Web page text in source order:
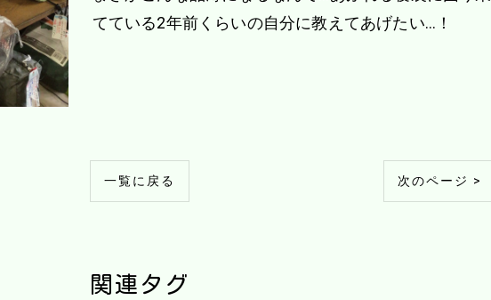
てている2年前くらいの自分に教えてあげたい…！
一覧に戻る 次のページ >
関連タグ